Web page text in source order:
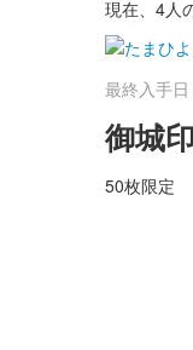
現在、4人
最終入手日
御城
50枚限定